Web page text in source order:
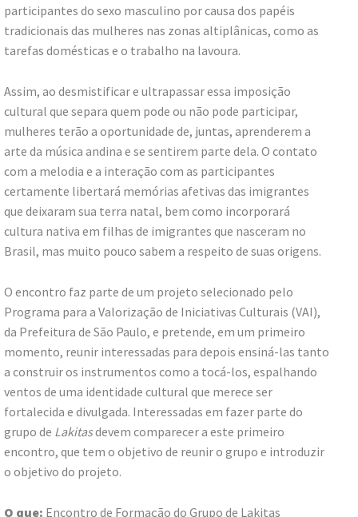
participantes do sexo masculino por causa dos papéis
tradicionais das mulheres nas zonas altiplânicas, como as
tarefas domésticas e o trabalho na lavoura.
Assim, ao desmistificar e ultrapassar essa imposição
cultural que separa quem pode ou não pode participar,
mulheres terão a oportunidade de, juntas, aprenderem a
arte da música andina e se sentirem parte dela. O contato
com a melodia e a interação com as participantes
certamente libertará memórias afetivas das imigrantes
que deixaram sua terra natal, bem como incorporará
cultura nativa em filhas de imigrantes que nasceram no
Brasil, mas muito pouco sabem a respeito de suas origens.
O encontro faz parte de um projeto selecionado pelo
Programa para a Valorização de Iniciativas Culturais (VAI),
da Prefeitura de São Paulo, e pretende, em um primeiro
momento, reunir interessadas para depois ensiná-las tanto
a construir os instrumentos como a tocá-los, espalhando
ventos de uma identidade cultural que merece ser
fortalecida e divulgada. Interessadas em fazer parte do
grupo de Lakitasdevem comparecer a este primeiro
encontro, que tem o objetivo de reunir o grupo e introduzir
o objetivo do projeto.
O que: Encontro de Formação do Grupo de Lakitas